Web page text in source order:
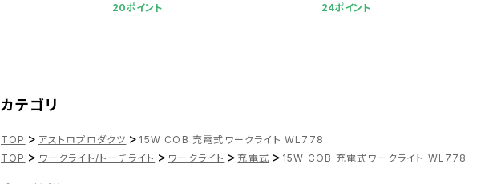
20ポイント 24ポイント
カテゴリ
TOP > アストロプロダクツ > 15W COB 充電式ワークライト WL778
TOP > ワークライト/トーチライト > ワークライト > 充電式 > 15W COB 充電式ワークライト WL778